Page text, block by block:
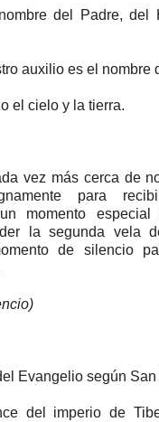
del Padre, del
auxilio es el nombre
el cielo y la tierra.
vez más cerca de
para
momento
la segunda vela
de silencio
Evangelio según San
del imperio de